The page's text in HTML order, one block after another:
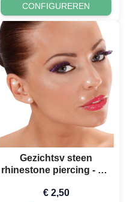
CONFIGUREREN
Gezichtsv steen
rhinestone piercing - set
€ 2,50